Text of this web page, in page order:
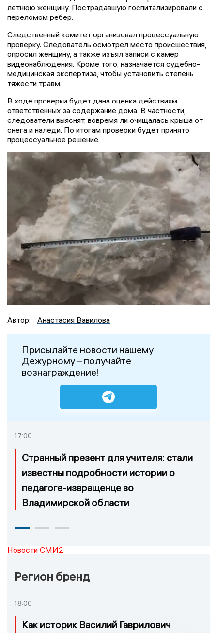
летнюю женщину. Пострадавшую госпитализировали с
переломом ребер.
Следственный комитет организовал процессуальную
проверку. Следователь осмотрел место происшествия,
опросил женщину, а также изъял записи с камер
видеонаблюдения. Кроме того, назначается судебно-
медицинская экспертиза, чтобы установить степень
тяжести травм.
В ходе проверки будет дана оценка действиям
ответственных за содержание дома. В частности,
следователи выяснят, вовремя ли очищалась крыша от
снега и наледи. По итогам проверки будет принято
процессуальное решение.
Автор: Анастасия Вавилова
Присылайте новости нашему
Дежурному – получайте
вознаграждение!
17:00
Странный презент для учителя: стали
известны подробности истории о
педагоге-извращенце во
Владимирской области
Новости СМИ2
Регион бренд
18:00
Как историк Василий Гаврилович